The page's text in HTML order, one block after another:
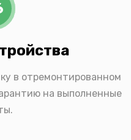
в отремонтированном
на выполненные